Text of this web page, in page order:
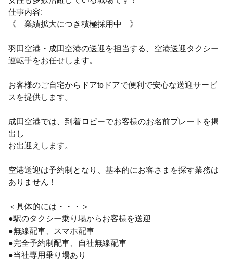
仕事内容:
《 業績拡大につき積極採用中 》
羽田空港・成田空港の送迎を担当する、空港送迎タクシー
運転手をお任せします。
お客様のご自宅からドアtoドアで便利で安心な送迎サービ
スを提供します。
成田空港では、到着ロビーでお客様のお名前プレートを掲
出し
お出迎えします。
空港送迎は予約制となり、基本的にお客さまを探す業務は
ありません！
＜具体的には・・・＞
●駅のタクシー乗り場からお客様を送迎
●無線配車、スマホ配車
●完全予約制配車、自社無線配車
●当社専用乗り場あり